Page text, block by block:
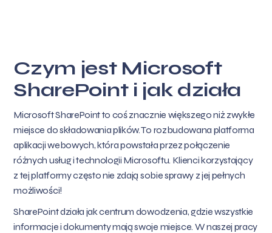
Czym jest Microsoft
SharePoint i jak działa
Microsoft SharePoint to coś znacznie większego niż zwykłe
miejsce do składowania plików. To rozbudowana platforma
aplikacji webowych, która powstała przez połączenie
różnych usług i technologii Microsoftu. Klienci korzystający
z tej platformy często nie zdają sobie sprawy z jej pełnych
możliwości!
SharePoint działa jak centrum dowodzenia, gdzie wszystkie
informacje i dokumenty mają swoje miejsce. W naszej pracy